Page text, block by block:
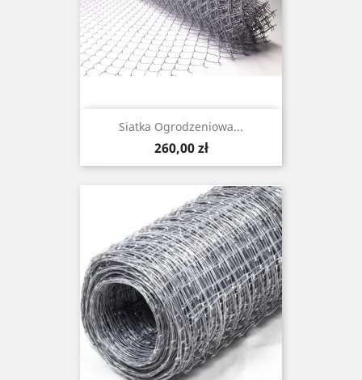
Siatka Ogrodzeniowa...
Cena
260,00 zł